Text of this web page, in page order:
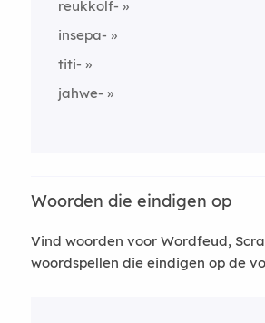
reukkolf-
insepa-
titi-
jahwe-
Woorden die eindigen op
Vind woorden voor Wordfeud,
woordspellen die eindigen op de